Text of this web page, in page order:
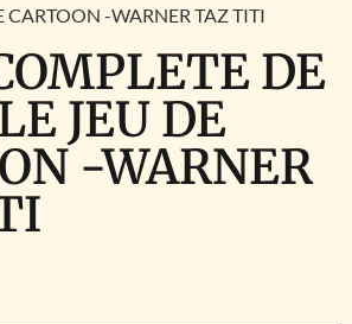
CARTOON -WARNER TAZ TITI
DE
JEU DE
-WARNER